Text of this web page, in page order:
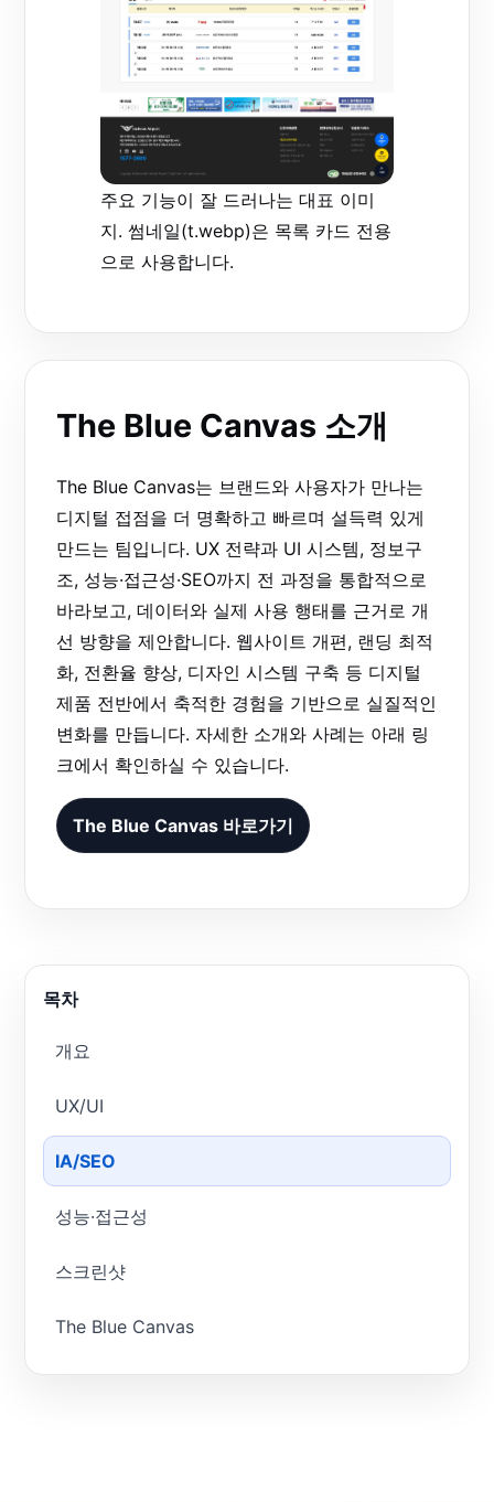
주요 기능이 잘 드러나는 대표 이미
지. 썸네일(t.webp)은 목록 카드 전용
으로 사용합니다.
The Blue Canvas 소개
The Blue Canvas는 브랜드와 사용자가 만나는
디지털 접점을 더 명확하고 빠르며 설득력 있게
만드는 팀입니다. UX 전략과 UI 시스템, 정보구
조, 성능·접근성·SEO까지 전 과정을 통합적으로
바라보고, 데이터와 실제 사용 행태를 근거로 개
선 방향을 제안합니다. 웹사이트 개편, 랜딩 최적
화, 전환율 향상, 디자인 시스템 구축 등 디지털
제품 전반에서 축적한 경험을 기반으로 실질적인
변화를 만듭니다. 자세한 소개와 사례는 아래 링
크에서 확인하실 수 있습니다.
The Blue Canvas 바로가기
목차
개요
UX/UI
IA/SEO
성능·접근성
스크린샷
The Blue Canvas